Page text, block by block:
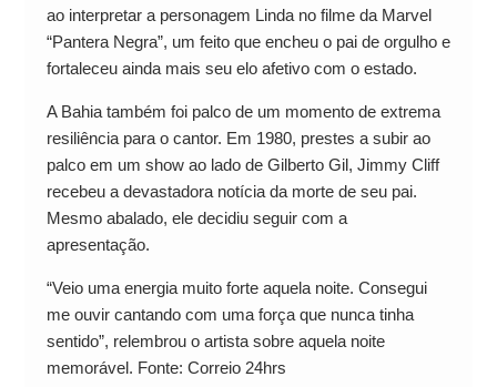
ao interpretar a personagem Linda no filme da Marvel
“Pantera Negra”, um feito que encheu o pai de orgulho e
fortaleceu ainda mais seu elo afetivo com o estado.
A Bahia também foi palco de um momento de extrema
resiliência para o cantor. Em 1980, prestes a subir ao
palco em um show ao lado de Gilberto Gil, Jimmy Cliff
recebeu a devastadora notícia da morte de seu pai.
Mesmo abalado, ele decidiu seguir com a
apresentação.
“Veio uma energia muito forte aquela noite. Consegui
me ouvir cantando com uma força que nunca tinha
sentido”, relembrou o artista sobre aquela noite
memorável. Fonte: Correio 24hrs